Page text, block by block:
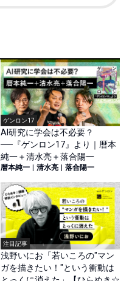
ゲンロン17
AI研究に学会は不必要？
──『ゲンロン17』より｜暦本
純一＋清水亮＋落合陽一
暦本純一 清水亮 落合陽一
注目記事
浅野いにお「若いころの"マン
ガを描きたい！"という衝動は